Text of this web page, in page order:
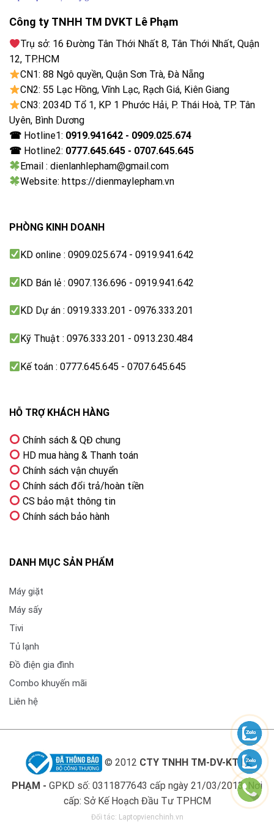
Công ty TNHH TM DVKT Lê Phạm
Trụ sở: 16 Đường Tân Thới Nhất 8, Tân Thới Nhất, Quận
12, TP.HCM
CN1: 88 Ngô quyền, Quận Sơn Trà, Đà Nẵng
CN2: 55 Lạc Hồng, Vĩnh Lạc, Rạch Giá, Kiên Giang
CN3: 2034D Tổ 1, KP 1 Phước Hải, P. Thái Hoà, TP. Tân
Uyên, Bình Dương
☎ Hotline1: 0919.941642 - 0909.025.674
☎ Hotline2: 0777.645.645 - 0707.645.645
Email : dienlanhlepham@gmail.com
Website: https://dienmaylepham.vn
PHÒNG KINH DOANH
KD online : 0909.025.674 - 0919.941.642
KD Bán lẻ : 0907.136.696 - 0919.941.642
KD Dự án : 0919.333.201 - 0976.333.201
Kỹ Thuật : 0976.333.201 - 0913.230.484
Kế toán : 0777.645.645 - 0707.645.645
HỖ TRỢ KHÁCH HÀNG
Chính sách & QĐ chung
HD mua hàng & Thanh toán
Chính sách vận chuyển
Chính sách đổi trả/hoàn tiền
CS bảo mật thông tin
Chính sách bảo hành
DANH MỤC SẢN PHẨM
Máy giặt
Máy sấy
Tivi
Tủ lạnh
Đồ điện gia đình
Combo khuyến mãi
Liên hệ
© 2012 CTY TNHH TM-DV-KT LÊ
PHẠM - GPKD số: 0311877643 cấp ngày 21/03/2013. Nơi
cấp: Sở Kế Hoạch Đầu Tư TPHCM
Đối tác: Laptopvienchinh.vn